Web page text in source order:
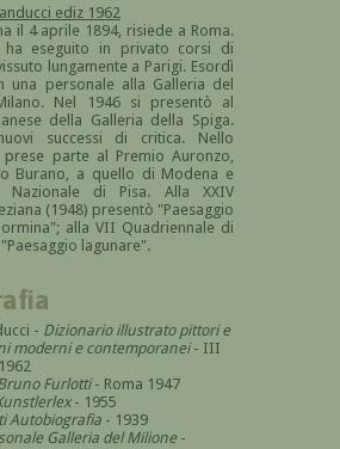
ediz 1962
il 4 aprile 1894, risiede a Roma.
ha eseguito in privato corsi di
lungamente a Parigi. Esordì
una personale alla Galleria del
Nel 1946 si presentò al
della Galleria della Spiga.
successi di critica. Nello
prese parte al Premio Auronzo,
Burano, a quello di Modena e
Nazionale di Pisa. Alla XXIV
(1948) presentò "Paesaggio
alla VII Quadriennale di
lagunare".
- Dizionario illustrato pittori e
moderni e contemporanei- III
Furlotti- Roma 1947
- 1955
Autobiografia - 1939
Galleria del Milione -